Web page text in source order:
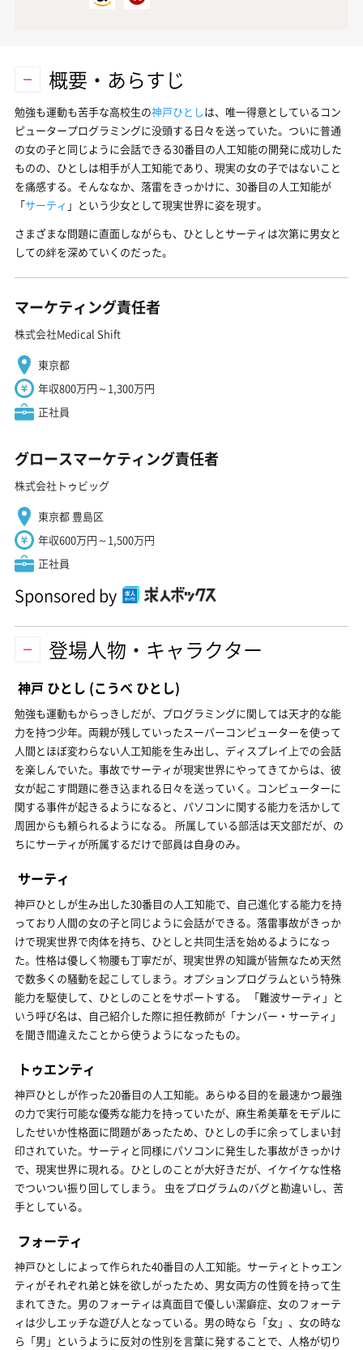
概要・あらすじ
勉強も運動も苦手な高校生の神戸ひとしは、唯一得意としているコン
ピュータープログラミングに没頭する日々を送っていた。ついに普通
の女の子と同じように会話できる30番目の人工知能の開発に成功した
ものの、ひとしは相手が人工知能であり、現実の女の子ではないこと
を痛感する。そんななか、落雷をきっかけに、30番目の人工知能が
「サーティ 」という少女として現実世界に姿を現す。
さまざまな問題に直面しながらも、ひとしとサーティは次第に男女と
しての絆を深めていくのだった。
マーケティング責任者
株式会社Medical Shift
東京都
年収800万円～1,300万円
正社員
グロースマーケティング責任者
株式会社トゥビッグ
東京都 豊島区
年収600万円～1,500万円
正社員
Sponsored by
登場人物・キャラクター
神戸 ひとし (こうべ ひとし)
勉強も運動もからっきしだが、プログラミングに関しては天才的な能
力を持つ少年。両親が残していったスーパーコンピューターを使って
人間とほぼ変わらない人工知能を生み出し、ディスプレイ上での会話
を楽しんでいた。事故でサーティが現実世界にやってきてからは、彼
女が起こす問題に巻き込まれる日々を送っていく。コンピューターに
関する事件が起きるようになると、パソコンに関する能力を活かして
周囲からも頼られるようになる。 所属している部活は天文部だが、の
ちにサーティが所属するだけで部員は自身のみ。
サーティ
神戸ひとしが生み出した30番目の人工知能で、自己進化する能力を持
っており人間の女の子と同じように会話ができる。落雷事故がきっか
けで現実世界で肉体を持ち、ひとしと共同生活を始めるようになっ
た。性格は優しく物腰も丁寧だが、現実世界の知識が皆無なため天然
で数多くの騒動を起こしてしまう。オプションプログラムという特殊
能力を駆使して、ひとしのことをサポートする。 「難波サーティ」と
いう呼び名は、自己紹介した際に担任教師が「ナンバー・サーティ」
を聞き間違えたことから使うようになったもの。
トゥエンティ
神戸ひとしが作った20番目の人工知能。あらゆる目的を最速かつ最強
の力で実行可能な優秀な能力を持っていたが、麻生希美華をモデルに
したせいか性格面に問題があったため、ひとしの手に余ってしまい封
印されていた。サーティと同様にパソコンに発生した事故がきっかけ
で、現実世界に現れる。ひとしのことが大好きだが、イケイケな性格
でついつい振り回してしまう。 虫をプログラムのバグと勘違いし、苦
手としている。
フォーティ
神戸ひとしによって作られた40番目の人工知能。サーティとトゥエン
ティがそれぞれ弟と妹を欲しがったため、男女両方の性質を持って生
まれてきた。男のフォーティは真面目で優しい潔癖症、女のフォーテ
ィは少しエッチな遊び人となっている。男の時なら「女」、女の時な
ら「男」というように反対の性別を言葉に発することで、人格が切り